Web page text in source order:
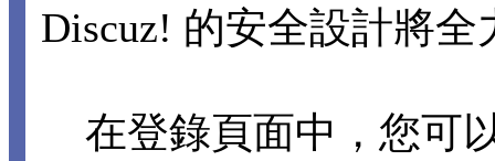
Discuz! 的安全設計將
在登錄頁面中，您可